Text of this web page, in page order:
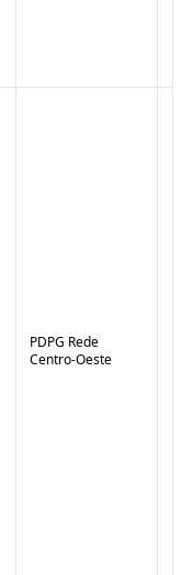
PDPG Rede
Centro-Oeste